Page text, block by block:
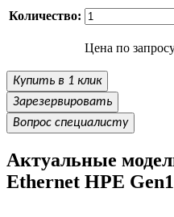
Количество:
Цена по
Купить в 1 клик
Зарезервировать
Вопрос специалисту
Актуальные
Ethernet HPE